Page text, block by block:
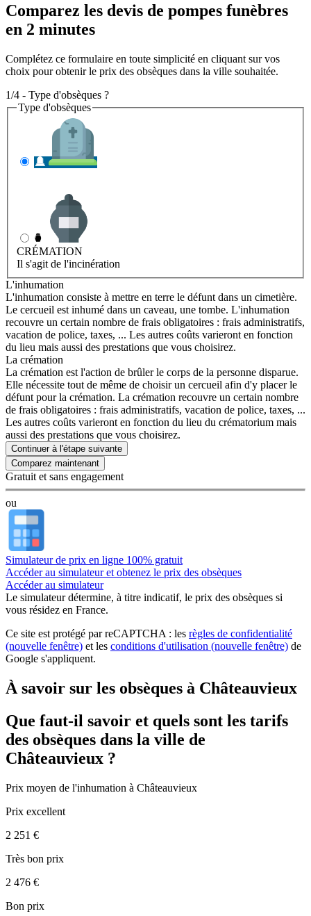
Comparez les devis de pompes funèbres
en 2 minutes
Complétez ce formulaire en toute simplicité en cliquant sur vos
choix pour obtenir le prix des obsèques dans la ville souhaitée.
1/4 - Type d'obsèques ?
Type d'obsèques
CRÉMATION
Il s'agit de l'incinération
L'inhumation
L'inhumation consiste à mettre en terre le défunt dans un cimetière.
Le cercueil est inhumé dans un caveau, une tombe. L'inhumation
recouvre un certain nombre de frais obligatoires : frais administratifs,
vacation de police, taxes, ... Les autres coûts varieront en fonction
du lieu mais aussi des prestations que vous choisirez.
La crémation
La crémation est l'action de brûler le corps de la personne disparue.
Elle nécessite tout de même de choisir un cercueil afin d'y placer le
défunt pour la crémation. La crémation recouvre un certain nombre
de frais obligatoires : frais administratifs, vacation de police, taxes, ...
Les autres coûts varieront en fonction du lieu du crématorium mais
aussi des prestations que vous choisirez.
Continuer à l'étape suivante
Gratuit et sans engagement
ou
Simulateur de prix en ligne 100% gratuit
Accéder au simulateur et obtenez le prix des obsèques
Accéder au simulateur
Le simulateurdétermine, à titre indicatif, le prix des obsèques si
vous résidez en France.
Ce site est protégé par reCAPTCHA : les règles de confidentialité
(nouvelle fenêtre) et les conditions d'utilisation (nouvelle fenêtre) de
Google s'appliquent.
À savoir sur les obsèques à Châteauvieux
Que faut-il savoir et quels sont les tarifs
des obsèques dans la ville de
Châteauvieux ?
Prix moyen de l'inhumation à Châteauvieux
Prix excellent
2 251 €
Très bon prix
2 476 €
Bon prix